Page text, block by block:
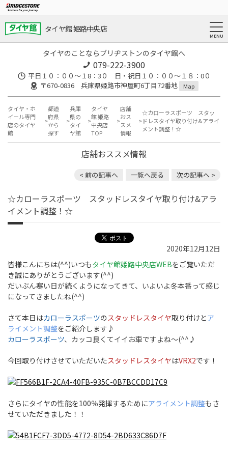
タイヤ館 姫路中央店
タイヤのことならブリヂストンのタイヤ館へ
079-222-3900
平日１０：００～１8：3０ 日・祝日１０：００～１８：0０
〒670-0836 兵庫県姫路市神屋町6丁目72番地
Map
タイヤ・ホ
イール専門
店のタイヤ
館
都道
府県
から
探す
兵庫
県の
タイ
ヤ館
タイヤ
館 姫路
中央店
TOP
店舗
おス
スメ
情報
☆カローラスポーツ スタッ
ドレスタイヤ取り付け&アライ
メント調整！☆
店舗おススメ情報
< 前の記事へ 一覧へ戻る 次の記事へ >
☆カローラスポーツ スタッドレスタイヤ取り付け&アラ
イメント調整！☆
2020年12月12日
皆様こんにちは(^^)いつもタイヤ館姫路中央店WEBをご覧いただ
き誠にありがとうございます(^^)
だいぶん寒い日が続くようになってきて、いよいよ冬本番って感じ
になってきましたね(^^)
さて本日はカローラスポーツのスタッドレスタイヤ取り付けとア
ライメント調整をご紹介します♪
カローラスポーツ、カッコ良くてイイお車ですよね～(^^♪
今回取り付けさせていただいたスタッドレスタイヤはVRX2です！
さらにタイヤの性能を100％発揮するためにアライメント調整もさ
せていただきました！！